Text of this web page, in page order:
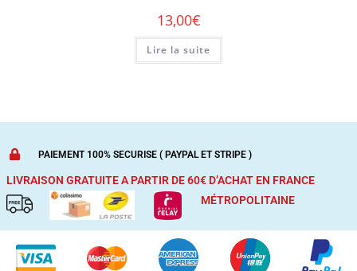
13,00€
Lire la suite
PAIEMENT 100% SECURISE ( PAYPAL ET STRIPE )
LIVRAISON GRATUITE A PARTIR DE 60€ D’ACHAT EN FRANCE
MÉTROPOLITAINE